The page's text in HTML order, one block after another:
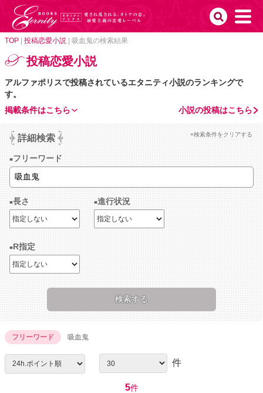
TOP 投稿恋愛小説 吸血鬼の検索結果
投稿恋愛小説
アルファポリスで投稿されているエタニティ小説のランキングで
す。
小説の投稿はこちら
掲載条件はこちら
詳細検索 ×検索条件をクリアする
フリーワード
長さ 進行状況
R指定
フリーワード 吸血鬼
件
5件